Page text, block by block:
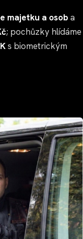
majetku a osob a
; pochůzky hlídáme
s biometrickým